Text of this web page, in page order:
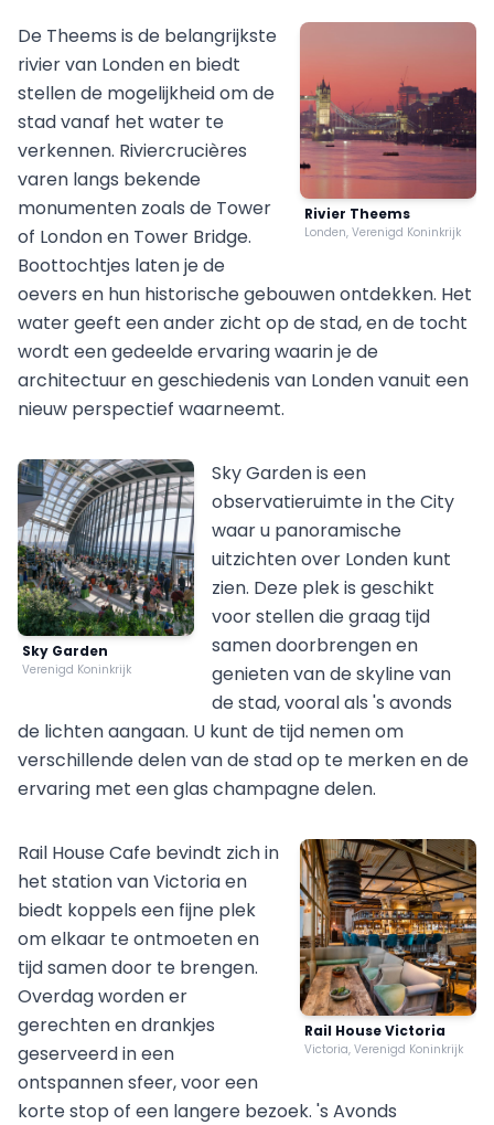
Rivier Theems
Londen, Verenigd Koninkrijk
De Theems is de belangrijkste
rivier van Londen en biedt
stellen de mogelijkheid om de
stad vanaf het water te
verkennen. Riviercrucières
varen langs bekende
monumenten zoals de Tower
of London en Tower Bridge.
Boottochtjes laten je de
oevers en hun historische gebouwen ontdekken. Het
water geeft een ander zicht op de stad, en de tocht
wordt een gedeelde ervaring waarin je de
architectuur en geschiedenis van Londen vanuit een
nieuw perspectief waarneemt.
Sky Garden
Verenigd Koninkrijk
Sky Garden is een
observatieruimte in the City
waar u panoramische
uitzichten over Londen kunt
zien. Deze plek is geschikt
voor stellen die graag tijd
samen doorbrengen en
genieten van de skyline van
de stad, vooral als 's avonds
de lichten aangaan. U kunt de tijd nemen om
verschillende delen van de stad op te merken en de
ervaring met een glas champagne delen.
Rail House Victoria
Victoria, Verenigd Koninkrijk
Rail House Cafe bevindt zich in
het station van Victoria en
biedt koppels een fijne plek
om elkaar te ontmoeten en
tijd samen door te brengen.
Overdag worden er
gerechten en drankjes
geserveerd in een
ontspannen sfeer, voor een
korte stop of een langere bezoek. 's Avonds